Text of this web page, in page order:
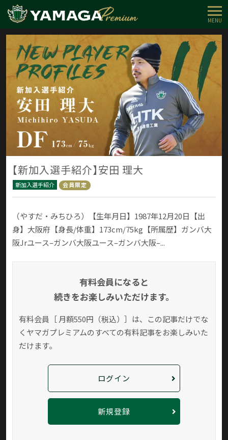
MENU
【新加入選手紹介】安田 理大
新加入選手紹介 会員限定
（やすだ・みちひろ）【生年月日】1987年12月20日【出
身】大阪府【身長/体重】173cm/75kg【所属歴】ガンバ大
阪Jrユース–ガンバ大阪ユース–ガンバ大阪–...
有料会員になると
続きをお楽しみいただけます。
有料会員［ 月額550円（税込）］は、この記事だけでな
く ヤマガプレミアムのすべての有料記事をお楽しみいた
だけます。
ログイン
新規登録